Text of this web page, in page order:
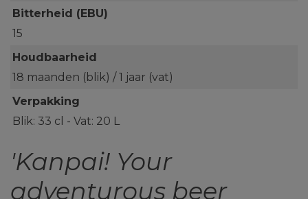
Bitterheid (EBU)
15
Houdbaarheid
18 maanden (blik) / 1 jaar (vat)
Verpakking
Blik: 33 cl - Vat: 20 L
'Kanpai! Your
adventurous beer